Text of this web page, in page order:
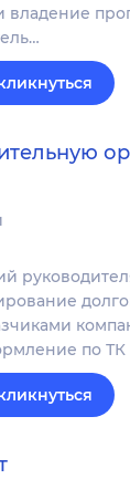
владение
по